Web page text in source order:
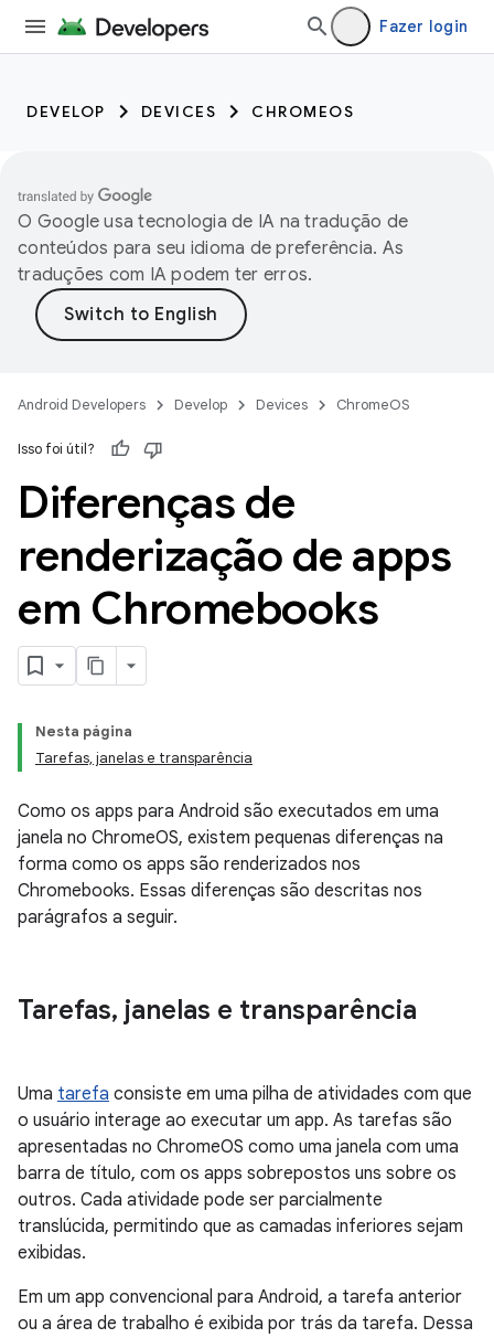
Fazer login
DEVELOP DEVICES CHROMEOS
O Google usa tecnologia de IA na tradução de
conteúdos para seu idioma de preferência. As
traduções com IA podem ter erros.
Android Developers Develop Devices ChromeOS
Isso foi útil?
Diferenças de
renderização de apps
em Chromebooks
Nesta página
Tarefas, janelas e transparência
Como os apps para Android são executados em uma
janela no ChromeOS, existem pequenas diferenças na
forma como os apps são renderizados nos
Chromebooks. Essas diferenças são descritas nos
parágrafos a seguir.
Tarefas, janelas e transparência
Uma tarefa consiste em uma pilha de atividades com que
o usuário interage ao executar um app. As tarefas são
apresentadas no ChromeOS como uma janela com uma
barra de título, com os apps sobrepostos uns sobre os
outros. Cada atividade pode ser parcialmente
translúcida, permitindo que as camadas inferiores sejam
exibidas.
Em um app convencional para Android, a tarefa anterior
ou a área de trabalho é exibida por trás da tarefa. Dessa